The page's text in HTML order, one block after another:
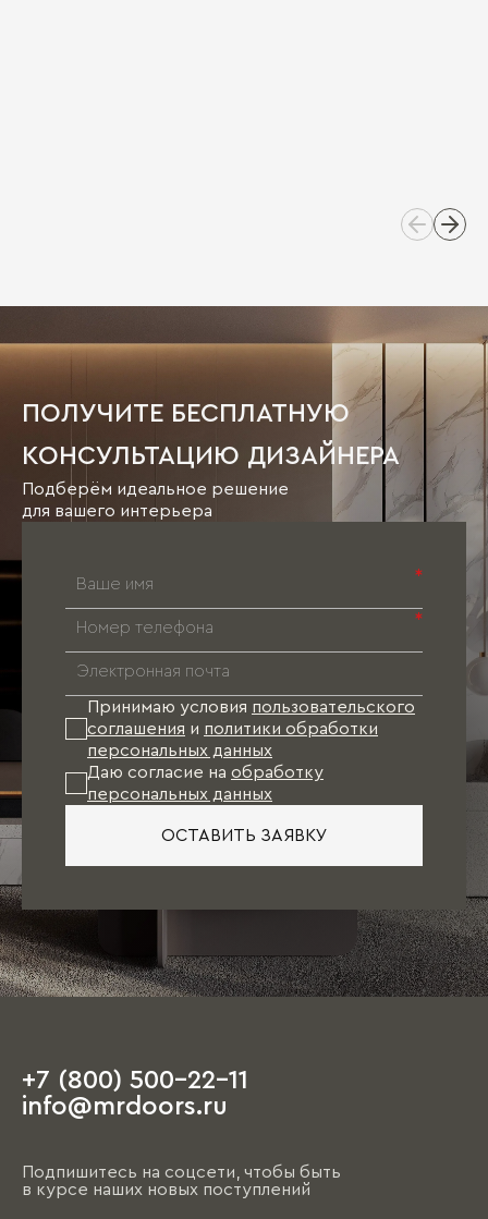
ПОЛУЧИТЕ БЕСПЛАТНУЮ
КОНСУЛЬТАЦИЮ ДИЗАЙНЕРА
Подберём идеальное решение
для вашего интерьера
*
*
Принимаю условия пользовательского
соглашения и политики обработки
персональных данных
Даю согласие на обработку
персональных данных
ОСТАВИТЬ ЗАЯВКУ
+7 (800) 500-22-11
info@mrdoors.ru
Подпишитесь на соцсети, чтобы быть
в курсе наших новых поступлений